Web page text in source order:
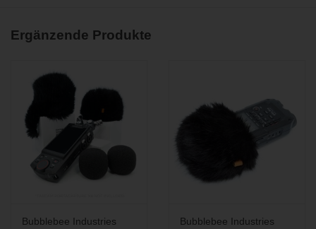
Lederband und Kordelzug an dem Recorder befestigt. Damit
entsteht ein schützender Luftraum um die Mikrofonkapseln
Weiterführende Informationen:
Windkiller SE Size Guide
Ergänzende Produkte
Bubblebee Industries
Bubblebee Industries